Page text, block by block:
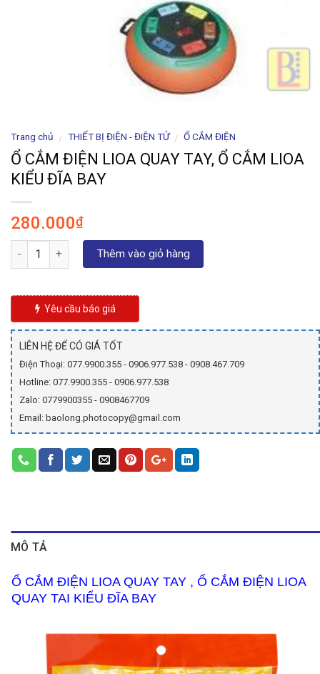
Trang chủ / THIẾT BỊ ĐIỆN - ĐIỆN TỬ / Ổ CẮM ĐIỆN
Ổ CẮM ĐIỆN LIOA QUAY TAY, Ổ CẮM LIOA
KIỂU ĐĨA BAY
280.000₫
Số lượng Thêm vào giỏ hàng
Yêu cầu báo giá
LIÊN HỆ ĐỂ CÓ GIÁ TỐT
Điện Thoại: 077.9900.355 - 0906.977.538 - 0908.467.709
Hotline: 077.9900.355 - 0906.977.538
Zalo: 0779900355 - 0908467709
Email: baolong.photocopy@gmail.com
MÔ TẢ
Ổ CẮM ĐIỆN LIOA QUAY TAY , Ổ CẮM ĐIỆN LIOA
QUAY TAI KIỂU ĐĨA BAY